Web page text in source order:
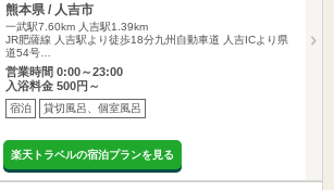
熊本県 / 人吉市
一武駅7.60km 人吉駅1.39km
JR肥薩線 人吉駅より徒歩18分九州自動車道 人吉ICより県
道54号…
営業時間 0:00～23:00
入浴料金 500円～
宿泊 貸切風呂、個室風呂
楽天トラベルの宿泊プランを見る